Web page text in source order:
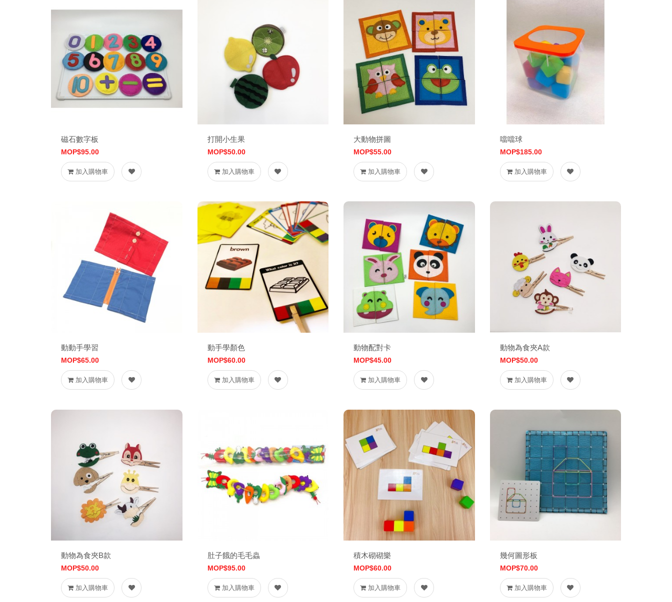
磁石數字板
MOP$95.00
加入購物車
打開小生果
MOP$50.00
加入購物車
大動物拼圖
MOP$55.00
加入購物車
噹噹球
MOP$185.00
加入購物車
動動手學習
MOP$65.00
加入購物車
動手學顏色
MOP$60.00
加入購物車
動物配對卡
MOP$45.00
加入購物車
動物為食夾A款
MOP$50.00
加入購物車
動物為食夾B款
MOP$50.00
加入購物車
肚子餓的毛毛蟲
MOP$95.00
加入購物車
積木砌砌樂
MOP$60.00
加入購物車
幾何圖形板
MOP$70.00
加入購物車